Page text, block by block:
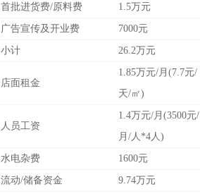
首批进货费/原料费 1.5万元
广告宣传及开业费 7000元
小计 26.2万元
店面租金
1.85万元/月(7.7元/
天/㎡)
人员工资
1.4万元/月(3500元/
月/人*4人)
水电杂费 1600元
流动/储备资金 9.74万元